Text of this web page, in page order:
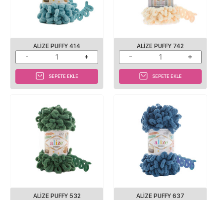
ALIZE PUFFY 414
SEPETE EKLE
ALIZE PUFFY 742
SEPETE EKLE
ALIZE PUFFY 532 ALIZE PUFFY 637